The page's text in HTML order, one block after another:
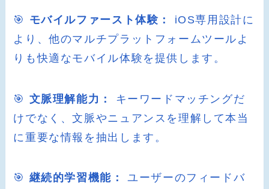
🎯 モバイルファースト体験：
iOS専用設計に
より、他のマルチプラットフォームツールよ
りも快適なモバイル体験を提供します。
🎯 文脈理解能力：
キーワードマッチングだ
けでなく、文脈やニュアンスを理解して本当
に重要な情報を抽出します。
🎯 継続的学習機能：
ユーザーのフィードバ